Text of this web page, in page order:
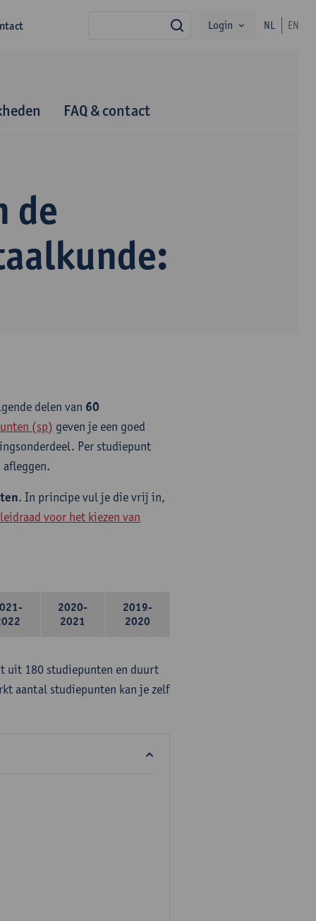
zoekLogin NL EN
FAQ & contact
de
delen van 60
(sp) geven je een goed
Per studiepunt
afleggen.
. In principe vul je die vrij in,
leidraad voor het kiezen van
2020-
2021
2019-
2020
uit 180 studiepunten en duurt
aantal studiepunten kan je zelf